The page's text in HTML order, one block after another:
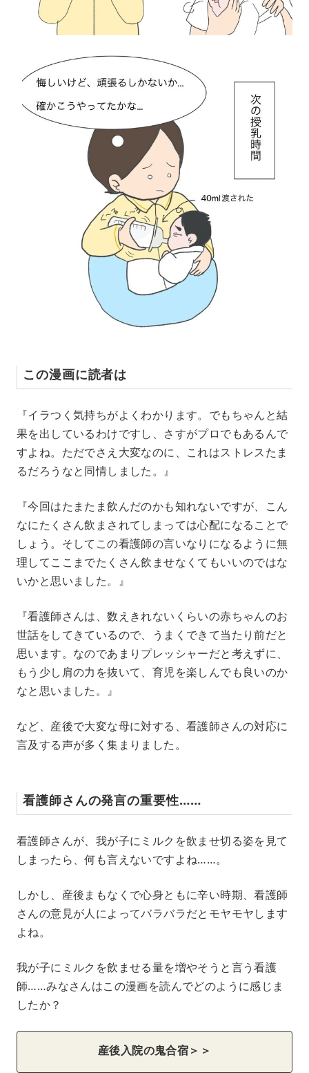
この漫画に読者は
『イラつく気持ちがよくわかります。でもちゃんと結
果を出しているわけですし、さすがプロでもあるんで
すよね。ただでさえ大変なのに、これはストレスたま
るだろうなと同情しました。』
『今回はたまたま飲んだのかも知れないですが、こん
なにたくさん飲まされてしまっては心配になることで
しょう。そしてこの看護師の言いなりになるように無
理してここまでたくさん飲ませなくてもいいのではな
いかと思いました。』
『看護師さんは、数えきれないくらいの赤ちゃんのお
世話をしてきているので、うまくできて当たり前だと
思います。なのであまりプレッシャーだと考えずに、
もう少し肩の力を抜いて、育児を楽しんでも良いのか
なと思いました。』
など、産後で大変な母に対する、看護師さんの対応に
言及する声が多く集まりました。
看護師さんの発言の重要性……
看護師さんが、我が子にミルクを飲ませ切る姿を見て
しまったら、何も言えないですよね……。
しかし、産後まもなくで心身ともに辛い時期、看護師
さんの意見が人によってバラバラだとモヤモヤします
よね。
我が子にミルクを飲ませる量を増やそうと言う看護
師……みなさんはこの漫画を読んでどのように感じま
したか？
産後入院の鬼合宿＞＞